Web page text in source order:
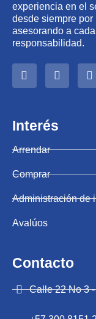
experiencia en el
desde siempre
asesorando a
responsabilidad.
Interés
Arrendar
Comprar
Administración de
Avalúos
Contacto
Calle 22 No 3